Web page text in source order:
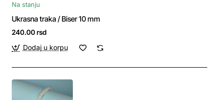
Na stanju
Ukrasna traka / Biser 10 mm
240.00 rsd
Dodaj u korpu